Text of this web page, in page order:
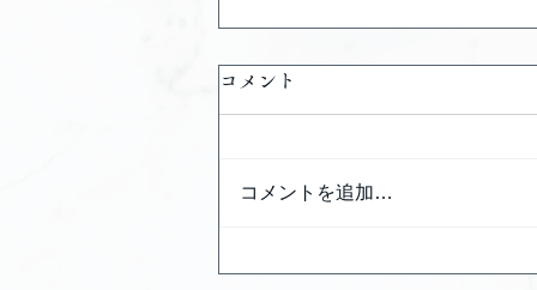
8月キャンペーン
コメント
コメントを追加…